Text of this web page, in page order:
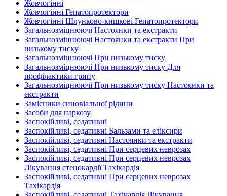
Жовчогінні
Жовчогінні Гепатопротектори
Жовчогінні Шлунково-кишкові Гепатопротектори
Загальнозміцнюючі Настоянки та екстракти
Загальнозміцнюючі Настоянки та екстракти При
низькому тиску
Загальнозміцнюючі При низькому тиску
Загальнозміцнюючі При низькому тиску Для
профілактики грипу
Загальнозміцнюючі При низькому тиску Настоянки та
екстракти
Замісники синовіальної рідини
Засоби для наркозу
Заспокійливі, седативні
Заспокійливі, седативні Бальзами та еліксири
Заспокійливі, седативні Настоянки та екстракти
Заспокійливі, седативні При серцевих неврозах
Заспокійливі, седативні При серцевих неврозах
Лікування стенокардії Тахікардія
Заспокійливі, седативні При серцевих неврозах
Тахікардія